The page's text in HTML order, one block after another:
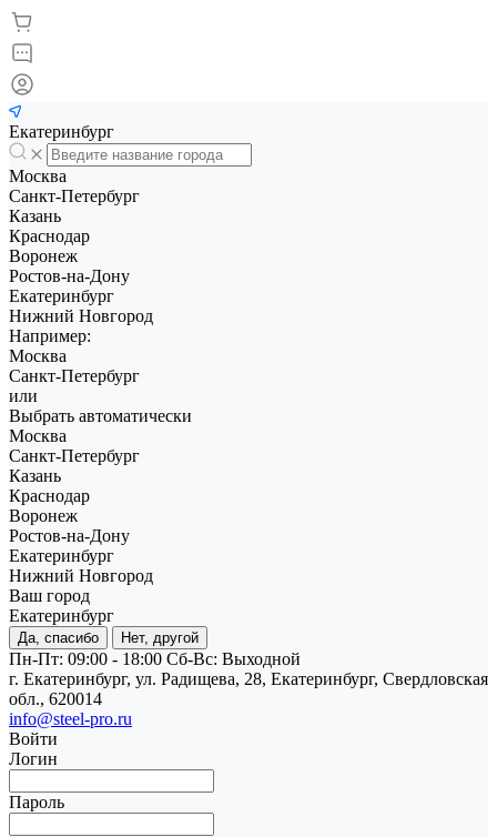
Екатеринбург
Москва
Санкт-Петербург
Казань
Краснодар
Воронеж
Ростов-на-Дону
Екатеринбург
Нижний Новгород
Например:
Москва
Санкт-Петербург
или
Выбрать автоматически
Москва
Санкт-Петербург
Казань
Краснодар
Воронеж
Ростов-на-Дону
Екатеринбург
Нижний Новгород
Ваш город
Екатеринбург
Да, спасибо Нет, другой
Пн-Пт: 09:00 - 18:00 Cб-Вс: Выходной
г. Екатеринбург, ул. Радищева, 28, Екатеринбург, Свердловская
обл., 620014
info@steel-pro.ru
Войти
Логин
Пароль